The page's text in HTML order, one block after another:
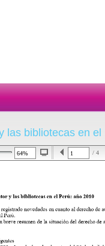
las bibliotecas en
/ 4